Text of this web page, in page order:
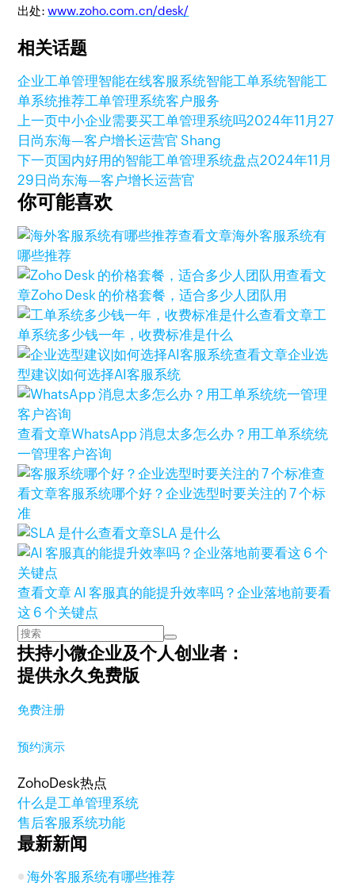
出处:www.zoho.com.cn/desk/
相关话题
企业工单管理智能在线客服系统智能工单系统智能工
单系统推荐工单管理系统客户服务
上一页中小企业需要买工单管理系统吗2024年11月27
日 尚东海—客户增长运营官 Shang
下一页国内好用的智能工单管理系统盘点2024年11月
29日 尚东海—客户增长运营官
你可能喜欢
查看文章海外客服系统有
哪些推荐
查看文
章Zoho Desk 的价格套餐，适合多少人团队用
查看文章工
单系统多少钱一年，收费标准是什么
查看文章企业选
型建议|如何选择AI客服系统
查看文章WhatsApp 消息太多怎么办？用工单系统统
一管理客户咨询
查
看文章客服系统哪个好？企业选型时要关注的 7 个标
准
查看文章SLA 是什么
查看文章AI 客服真的能提升效率吗？企业落地前要看
这 6 个关键点
扶持小微企业及个人创业者：
提供永久免费版
免费注册
预约演示
ZohoDesk热点
什么是工单管理系统
售后客服系统功能
最新新闻
海外客服系统有哪些推荐